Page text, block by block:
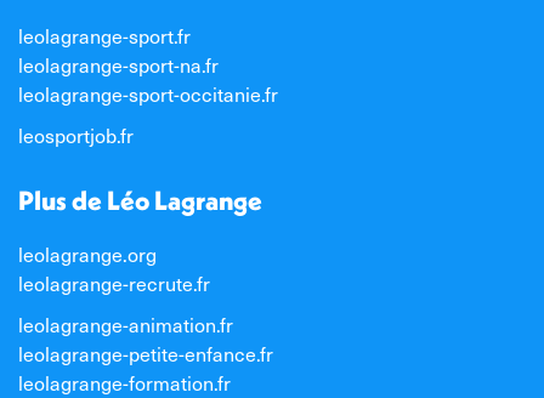
leolagrange-sport.fr
leolagrange-sport-na.fr
leolagrange-sport-occitanie.fr
leosportjob.fr
Plus de Léo Lagrange
leolagrange.org
leolagrange-recrute.fr
leolagrange-animation.fr
leolagrange-petite-enfance.fr
leolagrange-formation.fr